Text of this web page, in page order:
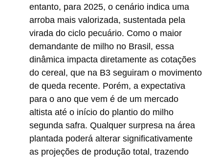
entanto, para 2025, o cenário indica uma
arroba mais valorizada, sustentada pela
virada do ciclo pecuário. Como o maior
demandante de milho no Brasil, essa
dinâmica impacta diretamente as cotações
do cereal, que na B3 seguiram o movimento
de queda recente. Porém, a expectativa
para o ano que vem é de um mercado
altista até o início do plantio do milho
segunda safra. Qualquer surpresa na área
plantada poderá alterar significativamente
as projeções de produção total, trazendo